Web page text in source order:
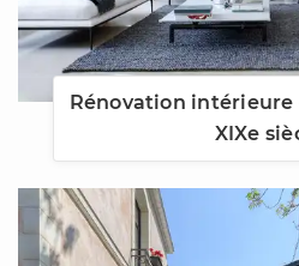
Rénovation intérieure
XIXe